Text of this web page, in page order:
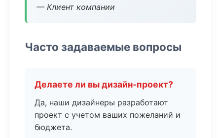
— Клиент компании
Часто задаваемые вопросы
Делаете ли вы дизайн-проект?
Да, наши дизайнеры разработают
проект с учетом ваших пожеланий и
бюджета.